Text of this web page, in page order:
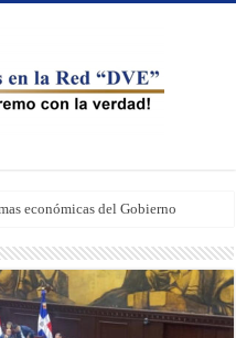
económicas del Gobierno